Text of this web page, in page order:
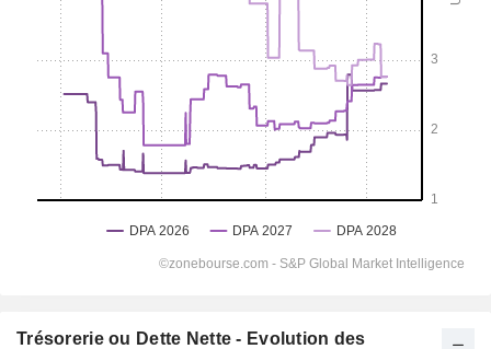
Trésorerie ou Dette Nette - Evolution des